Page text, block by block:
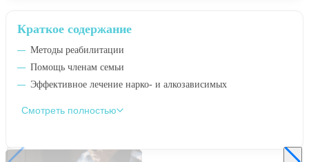
Краткое содержание
Методы реабилитации
Помощь членам семьи
Эффективное лечение нарко- и алкозависимых
Смотреть полностью